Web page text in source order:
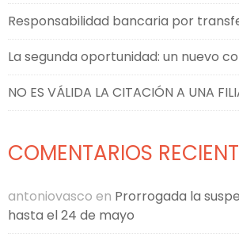
Responsabilidad bancaria por
La segunda oportunidad: un nuevo
NO ES VÁLIDA LA CITACIÓN A UNA
COMENTARIOS
antoniovasco en Prorrogada la
hasta el 24 de mayo